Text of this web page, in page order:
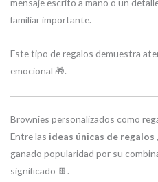
familiar importante.
Este tipo de regalos demuestra
emocional 🎁.
Brownies personalizados como
Entre las ideas únicas de regalos
ganado popularidad por su
significado 🍫.